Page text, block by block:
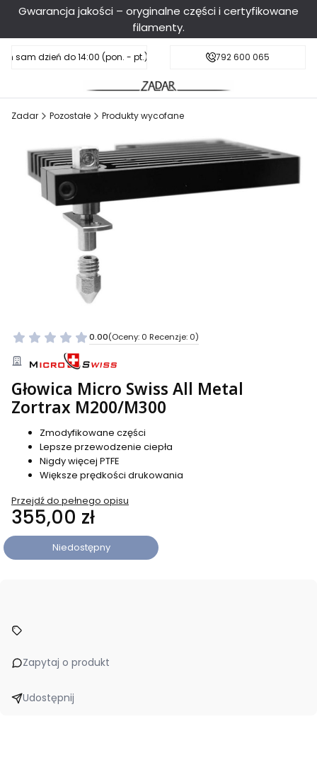
Gwarancja jakości – oryginalne części i certyfikowane
filamenty.
sam dzień do 14:00 (pon. - pt.), sobota do 11:00Darmowa dostawa od 199 zł
792 600 065
Zadar Pozostałe Produkty wycofane
0.00(Oceny: 0 Recenzje: 0)
Głowica Micro Swiss All Metal
Zortrax M200/M300
Zmodyfikowane części
Lepsze przewodzenie ciepła
Nigdy więcej PTFE
Większe prędkości drukowania
Przejdź do pełnego opisu
Cena
355,00 zł
Niedostępny
Zapytaj o produkt
Udostępnij